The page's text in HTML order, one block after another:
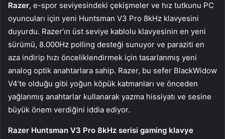
Razer, e-spor seviyesindeki çekişmeler ve hız tutkunu PC
oyuncuları için yeni Huntsman V3 Pro 8kHz klavyesini
duyurdu. Razer’ın üst seviye kablolu klavyesinin en yeni
sürümü, 8.000Hz polling desteği sunuyor ve paraziti en
aza indirip hızı önceliklendirmek için tasarlanmış yeni
analog optik anahtarlara sahip. Razer, bu sefer BlackWidow
V4’te olduğu gibi yoğun köpük katmanları ve önceden
yağlanmış anahtarlar kullanarak yazma hissiyatı ve sesine
büyük önem verdiğini iddia ediyor.
Razer Huntsman V3 Pro 8kHz serisi gaming klavye